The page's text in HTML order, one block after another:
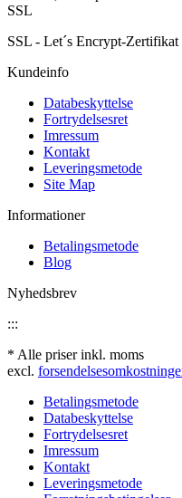
SSL
SSL - Let´s Encrypt-Zertifikat
Kundeinfo
Databeskyttelse
Fortrydelsesret
Imressum
Kontakt
Leveringsmetode
Site Map
Informationer
Betalingsmetode
Blog
Nyhedsbrev
:::
* Alle priser inkl. moms
excl.
Betalingsmetode
Databeskyttelse
Fortrydelsesret
Imressum
Kontakt
Leveringsmetode